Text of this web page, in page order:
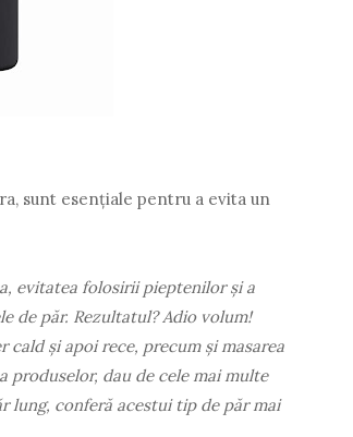
sunt esențiale pentru a evita un
evitatea folosirii pieptenilor și a
de păr. Rezultatul? Adio volum!
și apoi rece, precum și masarea
produselor, dau de cele mai multe
lung, conferă acestui tip de păr mai